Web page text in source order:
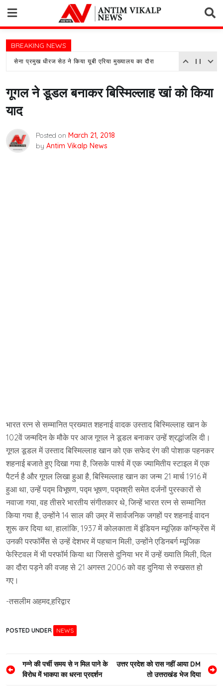
content
BREAKING NEWS
सेना प्रमुख धीरज सेठ ने किया यूबी एरिया मुख्यालय का दौरा
गूगल ने डूडल बनाकर बिस्मिल्लाह खां को किया
याद
Posted on March 21, 2018
by Antim Vikalp News
भारत रत्न से सम्मानित प्रख्यात शहनाई वादक उस्ताद बिस्मिल्लाह खान के
102वें जन्मदिन के मौके पर आज गूगल ने डूडल बनाकर उन्हें श्रद्धांजलि दी।
गूगल डूडल में उस्ताद बिस्मिल्लाह खान को एक सफेद रंग की पोशाक पहनकर
शहनाई बजाते हुए दिखा गया है, जिसके पार्श्व में एक ज्यामितीय स्टाइल में एक
पैटर्न है और गूगल लिखा हुआ है, बिस्मिल्लाह खान का जन्म 21 मार्च 1916 में
हुआ था, उन्हें पद्म विभूषण, पद्म भूषण, पद्मश्री समेत दर्जनों पुरस्कारों से
नवाजा गया, वह तीसरे भारतीय संगीतकार थे, जिन्हें भारत रत्न से सम्मानित
किया गया है, उन्होंने 14 साल की उम्र में सार्वजनिक जगहों पर शहनाई वादन
शुरू कर दिया था, हालांकि, 1937 में कोलकाता में इंडियन म्यूज़िक कॉन्फ्रेंस में
उनकी परफॉर्मेंस से उन्हें देशभर में पहचान मिली, उन्होंने एडिनबर्ग म्यूजिक
फेस्टिवल में भी परफॉर्म किया था जिससे दुनिया भर में उन्हें ख्याति मिली, दिल
का दौरा पड़ने की वजह से 21 अगस्त 2006 को वह दुनिया से रुखसत हो
गए।
-तसलीम अहमद,हरिद्वार
POSTED UNDER NEWS
Post
navigation
गन्ने की पर्ची समय से न मिल पाने के
विरोध में भाकपा का धरना प्रदर्शन
उत्तर प्रदेश काे रास नहीं आया DM
तो उत्तराखंड भेज दिया